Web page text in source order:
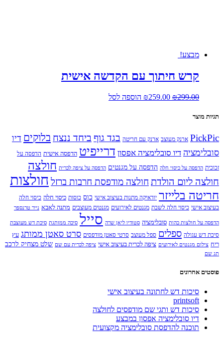
מבצע!
קרש חיתוך עם הקדשה אישית
₪299.00
המחיר ₪259.00
המחיר
הוספה לסל
תגיות מוצר
PickPic ארנק מעוצב ארנק עם חריטה בגד גוף ביחד ננצח בלוקים דיו
סובלימציה דיו סובלימציה אפסון דרייפיט הדפסה אישית הדפסה על
זכוכית הדפסה על כיסוי חלה הדפסה על מגנטים הדפסה על ציפה לכרית חולצה
חולצה ליום הולדת חולצה מודפסת חרבות ברזל חולצות
חריטה בלייזר יודאיקה מתנות בעיצוב אישי כוס כוסות כיסוי חלה כיסוי חלה
בעיצוב אישי כיסוי חלה לשבת מגנטים לאירועים מגנטים מעוצבים מתנה לאבא נייר טרנספר
הדפסה על חולצות כהות סובלימציה סטודיו ליאן שרה סייל סיכה ממותגת סיכת דש מעוצבת
סיכת דש עגולה ספלים ספל מעוצב סרטי סאטן מודפסים סרט סאטן ממותג עץ
ריח צילום מגנטים לאירועים ציפה לכרית בעיצוב אישי ציפה לכרית עם שם שלט מצחיק לרכב
תג שם
פוסטים אחרונים
סיכות דש לחתונה בעיצוב אישי
printsoft
סיכות דש ותגי שם מודפסים לחולצה
דיו סובלימציה אפסון במבצע
תוכנה להדפסת סובלימציה מקצועית